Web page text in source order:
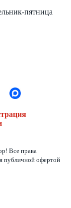
пятница
Все права
публичной офертой